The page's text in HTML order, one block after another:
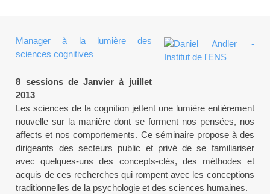
Manager à la lumière des
sciences cognitives
8 sessions de Janvier à juillet
2013
Les sciences de la cognition jettent une lumière entièrement
nouvelle sur la manière dont se forment nos pensées, nos
affects et nos comportements. Ce séminaire propose à des
dirigeants des secteurs public et privé de se familiariser
avec quelques-uns des concepts-clés, des méthodes et
acquis de ces recherches qui rompent avec les conceptions
traditionnelles de la psychologie et des sciences humaines.